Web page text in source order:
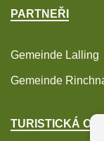
PARTNEŘI
Gemeinde Lalling
Gemeinde
TURISTICKÁ